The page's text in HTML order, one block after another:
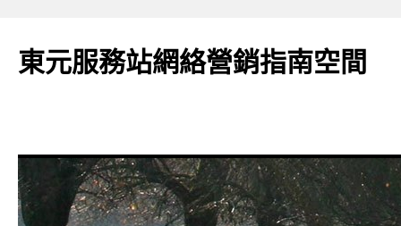
東元服務站網絡營銷指南空間